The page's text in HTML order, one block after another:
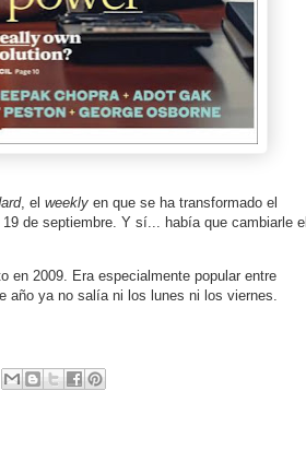
, el weekly en que se ha transformado el
de septiembre. Y sí... había que cambiarle el
en 2009. Era especialmente popular entre
año ya no salía ni los lunes ni los viernes.